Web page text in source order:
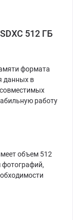
512 ГБ
формата
данных в
работу
объем 512
фотографий,